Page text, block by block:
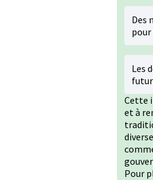
Des
Les
Cette
et à
Pour